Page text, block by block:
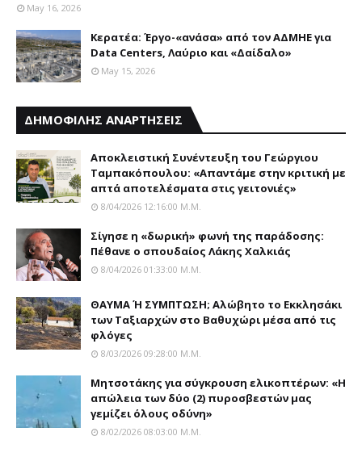
May 16, 2026
Κερατέα: Έργο-«ανάσα» από τον ΑΔΜΗΕ για
Data Centers, Λαύριο και «Δαίδαλο»
May 15, 2026
ΔΗΜΟΦΙΛΗΣ ΑΝΑΡΤΗΣΕΙΣ
Αποκλειστική Συνέντευξη του Γεώργιου
Ταμπακόπουλου: «Απαντάμε στην κριτική με
απτά αποτελέσματα στις γειτονιές»
8/04/2026 12:16:00 Μ.μ.
Σίγησε η «δωρική» φωνή της παράδοσης:
Πέθανε o σπουδαίος Λάκης Xαλκιάς
8/04/2026 01:33:00 Μ.μ.
ΘΑΥΜΑ Ή ΣΥΜΠΤΩΣΗ; Aλώβητο το Eκκλησάκι
των Tαξιαρχών στο Bαθυχώρι μέσα από τις
φλόγες
8/03/2026 09:28:00 Μ.μ.
Μητσοτάκης για σύγκρουση ελικοπτέρων: «Η
απώλεια των δύο (2) πυροσβεστών μας
γεμίζει όλους οδύνη»
8/02/2026 08:03:00 Μ.μ.